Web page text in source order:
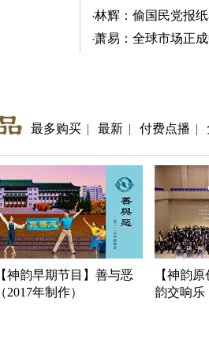
策？
图
林辉：偷国民党报
有刘志丹 图
萧易：全球市场正
最多购买 | 最新 | 付费点播 |
【神韵早期节目】善与恶
（2017年制作）
【神韵
韵交响乐